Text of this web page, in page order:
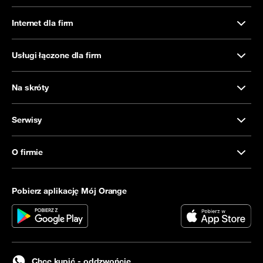
Internet dla firm
Usługi łączone dla firm
Na skróty
Serwisy
O firmie
Pobierz aplikację Mój Orange